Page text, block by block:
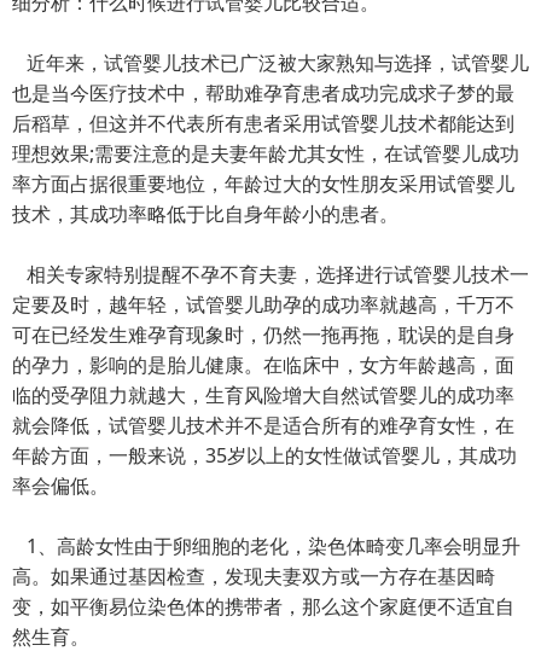
近年来，试管婴儿技术已广泛被大家熟知与选择，试管婴儿
也是当今医疗技术中，帮助难孕育患者成功完成求子梦的最
后稻草，但这并不代表所有患者采用试管婴儿技术都能达到
理想效果;需要注意的是夫妻年龄尤其女性，在试管婴儿成功
率方面占据很重要地位，年龄过大的女性朋友采用试管婴儿
技术，其成功率略低于比自身年龄小的患者。
相关专家特别提醒不孕不育夫妻，选择进行试管婴儿技术一
定要及时，越年轻，试管婴儿助孕的成功率就越高，千万不
可在已经发生难孕育现象时，仍然一拖再拖，耽误的是自身
的孕力，影响的是胎儿健康。在临床中，女方年龄越高，面
临的受孕阻力就越大，生育风险增大自然试管婴儿的成功率
就会降低，试管婴儿技术并不是适合所有的难孕育女性，在
年龄方面，一般来说，35岁以上的女性做试管婴儿，其成功
率会偏低。
1、高龄女性由于卵细胞的老化，染色体畸变几率会明显升
高。如果通过基因检查，发现夫妻双方或一方存在基因畸
变，如平衡易位染色体的携带者，那么这个家庭便不适宜自
然生育。